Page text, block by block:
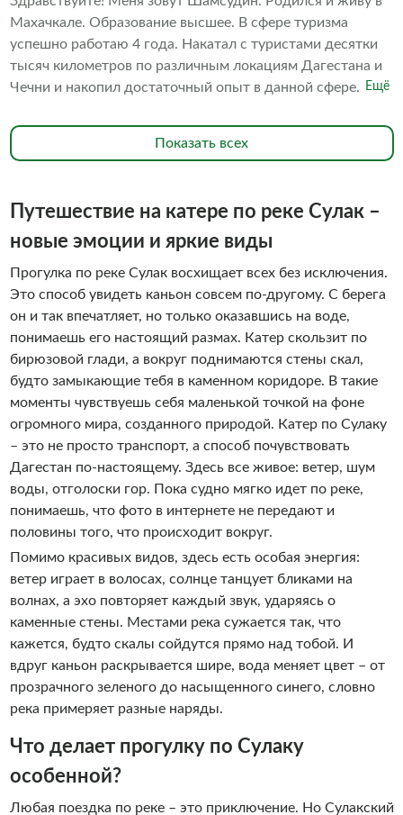
Махачкале. Образование высшее. В сфере туризма
успешно работаю 4 года. Накатал с туристами десятки
тысяч километров по различным локациям Дагестана и
Чечни и накопил достаточный опыт в данной сфере. Тем
закончил курсы экскурсовода в Высшей школе
менеджмента и технологий в Финансовом университете
Ещё
Показать всех
Путешествие на катере по реке Сулак –
новые эмоции и яркие виды
Прогулка по реке Сулак восхищает всех без исключения.
Это способ увидеть каньон совсем по-другому. С берега
он и так впечатляет, но только оказавшись на воде,
понимаешь его настоящий размах. Катер скользит по
бирюзовой глади, а вокруг поднимаются стены скал,
будто замыкающие тебя в каменном коридоре. В такие
моменты чувствуешь себя маленькой точкой на фоне
огромного мира, созданного природой. Катер по Сулаку
– это не просто транспорт, а способ почувствовать
Дагестан по-настоящему. Здесь все живое: ветер, шум
воды, отголоски гор. Пока судно мягко идет по реке,
понимаешь, что фото в интернете не передают и
половины того, что происходит вокруг.
Помимо красивых видов, здесь есть особая энергия:
ветер играет в волосах, солнце танцует бликами на
волнах, а эхо повторяет каждый звук, ударяясь о
каменные стены. Местами река сужается так, что
кажется, будто скалы сойдутся прямо над тобой. И
вдруг каньон раскрывается шире, вода меняет цвет – от
прозрачного зеленого до насыщенного синего, словно
река примеряет разные наряды.
Что делает прогулку по Сулаку
особенной?
Любая поездка по реке – это приключение. Но Сулакский